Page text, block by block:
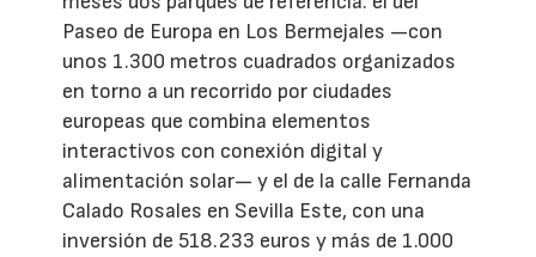
Paseo de Europa en Los Bermejales —con
unos 1.300 metros cuadrados organizados
en torno a un recorrido por ciudades
europeas que combina elementos
interactivos con conexión digital y
alimentación solar— y el de la calle Fernanda
Calado Rosales en Sevilla Este, con una
inversión de 518.233 euros y más de 1.000